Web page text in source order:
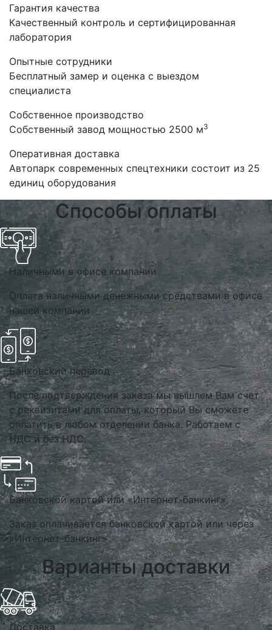
Гарантия качества
Качественный контроль и сертифицированная
лаборатория
Опытные сотрудники
Бесплатный замер и оценка с выездом
специалиста
Собственное производство
Собственный завод мощностью 2500 м3
Оперативная доставка
Автопарк современных спецтехники состоит из 25
единиц оборудования
Способы оплаты
Наличными в офисе компании
Оплата наличными денежными средствами в офисе
нашей компании
Банковский перевод
После подтверждения заказа мы вышлем Вам счет
с реквизитами для оплаты, который Вы сможете
оплатить в любом отделении банка. Работаем с
НДС и без НДС.
Банковской картой или «Интернет-банкинг»
Заказ оплачивается банковской картой или через
«Интернет-банкинг»
Варианты доставки
Доставка